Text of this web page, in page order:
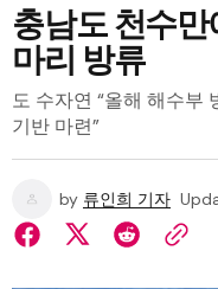
충남도 천수
마리 방류
도 수자연 “올해 해수부
기반 마련”
by 류인희 기자